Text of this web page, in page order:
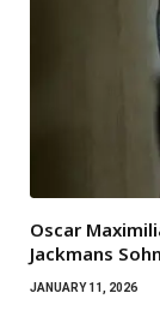
Oscar
Jackmans
JANUARY 11, 2026